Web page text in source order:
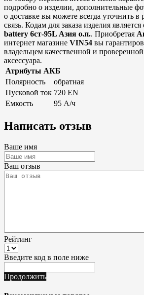
подробно о изделии, дополнительные
о доставке вы можете всегда уточнить в
связь. Кодам для заказа изделия является
battery 6ст-95L Азия о.п.. Приобретая
интернет магазине VIN54 вы
владельцем качественной и
аксессуара.
Атрибуты АКБ
Полярность
обратная
Пусковой ток 720 EN
Емкость
95 А/ч
Написать отзыв
Ваше имя
Ваш отзыв
Рейтинг
Введите код в поле ниже
Продолжить